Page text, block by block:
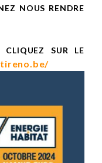
NOUS RENDRE
CLIQUEZ SUR LE